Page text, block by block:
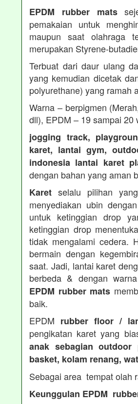
EPDM rubber mats
pemakaian untuk
maupun saat olahraga
merupakan Styrene-
Terbuat dari daur ulang
yang kemudian dicetak
polyurethane) yang ramah
Warna – berpigmen
dll), EPDM – 19 sampai
jogging track,
karet, lantai gym,
indonesia lantai karet
dengan bahan yang aman
Karet selalu pilihan
menyediakan ubin
untuk ketinggian drop
ketinggian drop
tidak mengalami cedera.
bermain dengan
saat. Jadi, lantai karet
berbeda & dengan
EPDM rubber mats
baik.
EPDM rubber floor /
pengikatan karet yang
anak sebagian
basket, kolam renang,
Sebagai area tempat olah
Keunggulan EPDM